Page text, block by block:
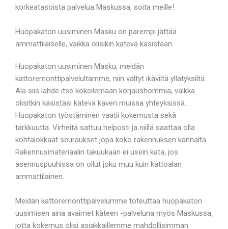
korkeatasoista palvelua Maskussa, soita meille!
Huopakaton uusiminen Masku on parempi jättää
ammattilaiselle, vaikka olisikin kätevä käsistään
Huopakaton uusiminen Masku, meidän
kattoremonttipalvelultamme, niin vältyt ikäviltä yllätyksiltä.
Älä siis lähde itse kokeilemaan korjaushommia, vaikka
olisitkin käsistäsi kätevä kaveri muissa yhteyksissä.
Huopakaton työstäminen vaatii kokemusta sekä
tarkkuutta. Virheitä sattuu helposti ja niillä saattaa olla
kohtalokkaat seuraukset jopa koko rakennuksen kannalta.
Rakennusmateriaalin takuukaan ei usein kata, jos
asennuspuuhissa on ollut joku muu kuin kattoalan
ammattilainen.
Meidän kattoremonttipalvelumme toteuttaa huopakaton
uusimisen aina avaimet käteen -palveluna myös Maskussa,
jotta kokemus olisi asiakkaillemme mahdollisimman